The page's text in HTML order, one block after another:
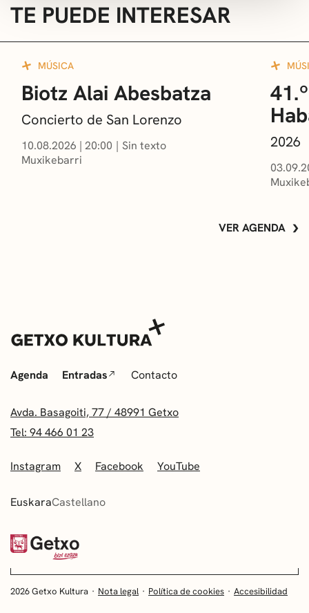
EUSKARA CASTELLANO
TE PUEDE INTERESAR
MÚSICA
Biotz Alai Abesbatza
Concierto de San Lorenzo
10.08.2026 | 20:00
Sin texto
Muxikebarri
2026
VER AGENDA
Agenda Entradas Contacto
Avda. Basagoiti, 77 / 48991 Getxo
Tel: 94 466 01 23
Instagram X Facebook YouTube
EuskaraCastellano
2026 Getxo Kultura Nota legal Política de cookies Accesibilidad